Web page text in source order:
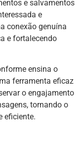
e salvamentos
e
conexão genuína
e fortalecendo
ensina o
ferramenta eficaz
o engajamento
tornando o
eficiente.